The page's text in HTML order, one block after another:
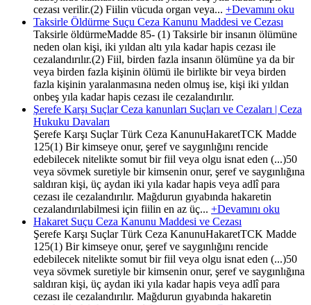
cezası verilir.(2) Fiilin vücuda organ veya... +Devamını oku
Taksirle Öldürme Suçu Ceza Kanunu Maddesi ve Cezası
Taksirle öldürmeMadde 85- (1) Taksirle bir insanın ölümüne
neden olan kişi, iki yıldan altı yıla kadar hapis cezası ile
cezalandırılır.(2) Fiil, birden fazla insanın ölümüne ya da bir
veya birden fazla kişinin ölümü ile birlikte bir veya birden
fazla kişinin yaralanmasına neden olmuş ise, kişi iki yıldan
onbeş yıla kadar hapis cezası ile cezalandırılır.
Şerefe Karşı Suçlar Ceza kanunları Suçları ve Cezaları | Ceza
Hukuku Davaları
Şerefe Karşı Suçlar Türk Ceza KanunuHakaretTCK Madde
125(1) Bir kimseye onur, şeref ve saygınlığını rencide
edebilecek nitelikte somut bir fiil veya olgu isnat eden (...)50
veya sövmek suretiyle bir kimsenin onur, şeref ve saygınlığına
saldıran kişi, üç aydan iki yıla kadar hapis veya adlî para
cezası ile cezalandırılır. Mağdurun gıyabında hakaretin
cezalandırılabilmesi için fiilin en az üç... +Devamını oku
Hakaret Suçu Ceza Kanunu Maddesi ve Cezası
Şerefe Karşı Suçlar Türk Ceza KanunuHakaretTCK Madde
125(1) Bir kimseye onur, şeref ve saygınlığını rencide
edebilecek nitelikte somut bir fiil veya olgu isnat eden (...)50
veya sövmek suretiyle bir kimsenin onur, şeref ve saygınlığına
saldıran kişi, üç aydan iki yıla kadar hapis veya adlî para
cezası ile cezalandırılır. Mağdurun gıyabında hakaretin